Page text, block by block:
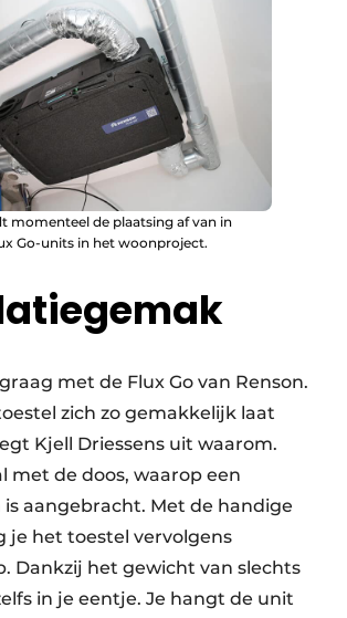
momenteel de plaatsing af van in
Go-units in het woonproject.
met de Flux Go van Renson.
zich zo gemakkelijk laat
Kjell Driessens uit waarom.
met de doos, waarop een
is aangebracht. Met de handige
je het toestel vervolgens
Dankzij het gewicht van slechts
in je eentje. Je hangt de unit